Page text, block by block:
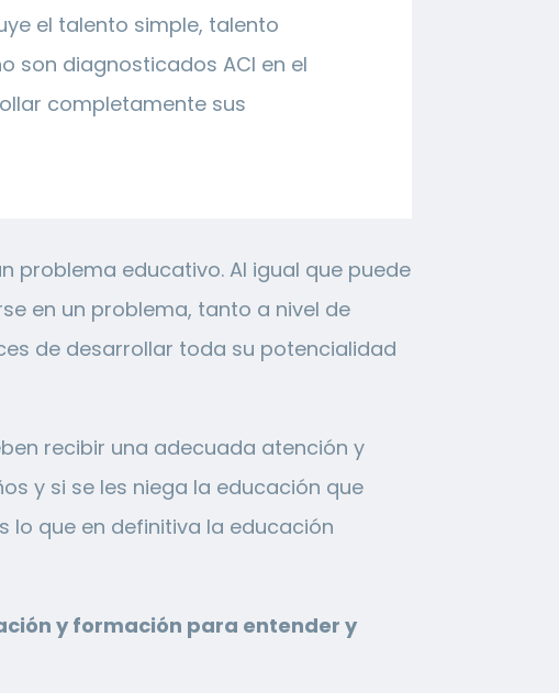
el talento simple, talento
son diagnosticados ACI en el
completamente sus
problema educativo. Al igual que puede
en un problema, tanto a nivel de
de desarrollar toda su potencialidad
recibir una adecuada atención y
y si se les niega la educación que
lo que en definitiva la educación
y formación para entender y